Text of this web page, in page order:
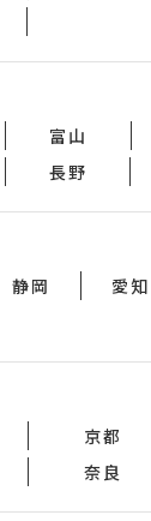
富山
長野
静岡
愛知
京都
奈良